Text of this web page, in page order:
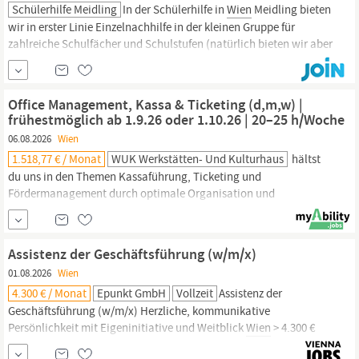
Schülerhilfe Meidling In der Schülerhilfe in Wien Meidling bieten
wir in erster Linie Einzelnachhilfe in der kleinen Gruppe für
zahlreiche Schulfächer und Schulstufen (natürlich bieten wir aber
auch Einzelunterricht an). In kleinen Gruppen können die
Schülerinnen und Schüler in konzentrierter Atmosphäre lernen
Office Management, Kassa & Ticketing (d,m,w) |
frühestmöglich ab 1.9.26 oder 1.10.26 | 20–25 h/Woche
06.08.2026 Wien
1.518,77 € / Monat WUK Werkstätten- Und Kulturhaus hältst
du uns in den Themen Kassaführung, Ticketing und
Fördermanagement durch optimale Organisation und
strukturelle Klarheit den Rücken frei und die buchhalterischen
Fäden zusammen. 20-25 Wochenstunden, frühestmöglich ab
, Währinger Straße 59
Im WUK Venue Management drehen sich alle Aufgaben rund um
die...
Assistenz der Geschäftsführung (w/m/x)
01.08.2026 Wien
4.300 € / Monat Epunkt GmbH Vollzeit Assistenz der
Geschäftsführung (w/m/x) Herzliche, kommunikative
Persönlichkeit mit Eigeninitiative und WeitblickWien > 4.300 €
Vollzeit (ab 38 Wochenstunden) Jetzt bewerben Noch ein Klick bis